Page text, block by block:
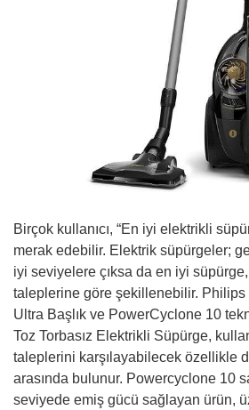
Birçok kullanıcı, “En iyi elektrikli
merak edebilir. Elektrik süpürgeler;
iyi seviyelere çıksa da en iyi süpürge,
taleplerine göre şekillenebilir.
Ultra Başlık ve PowerCyclone 10
Toz Torbasız Elektrikli Süpürge,
taleplerini karşılayabilecek özellikle
arasında bulunur. Powercyclone 10
seviyede emiş gücü sağlayan ürün,